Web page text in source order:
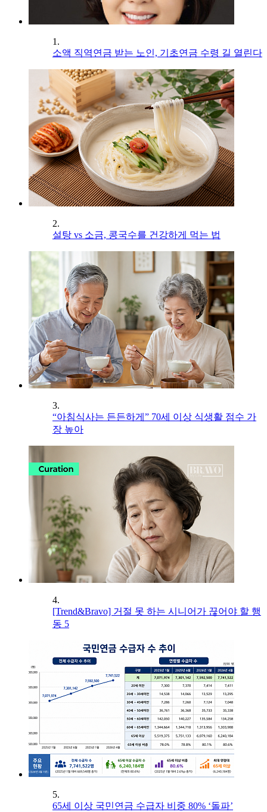
1.
소액 직역연금 받는 노인, 기초연금 수령 길 열린다
2.
설탕 vs 소금, 콩국수를 건강하게 먹는 법
3.
“아침식사는 든든하게” 70세 이상 식생활 점수 가
장 높아
4.
[Trend&Bravo] 거절 못 하는 시니어가 끊어야 할 행
동 5
5.
65세 이상 국민연금 수급자 비중 80% ‘돌파’